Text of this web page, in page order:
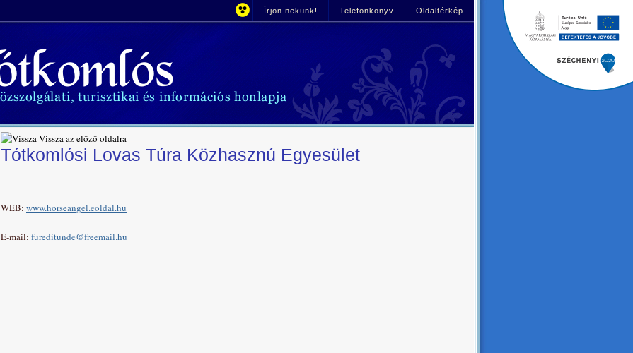
Írjon nekünk! Telefonkönyv Oldaltérkép
Vissza az előző oldalra
Tótkomlósi Lovas Túra Közhasznú Egyesület
WEB: www.horseangel.eoldal.hu
E-mail: fureditunde@freemail.hu